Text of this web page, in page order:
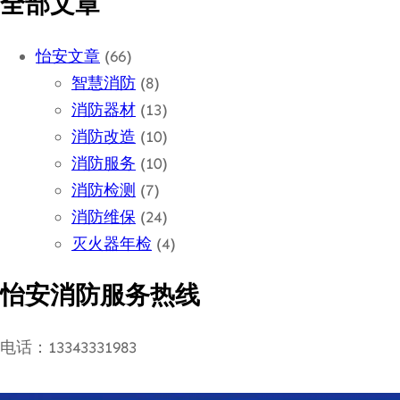
怡安文章 (66)
智慧消防 (8)
消防器材 (13)
消防改造 (10)
消防服务 (10)
消防检测 (7)
消防维保 (24)
灭火器年检 (4)
怡安消防服务热线
电话：13343331983